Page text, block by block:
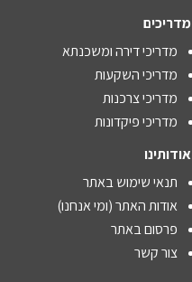
מדריכים
מדריכי דירה ומשכנתא
מדריכי השקעות
מדריכי צרכנות
מדריכי פיקדונות
אודותינו
תנאי שימוש באתר
אודות האתר (ומי אנחנו)
פרסום באתר
צור קשר